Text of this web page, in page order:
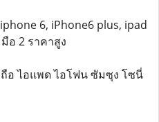
6, iPhone6 plus, ipad
อ 2 ราคาสูง
อ ไอแพด ไอโฟน ซัมซุง โซนี่